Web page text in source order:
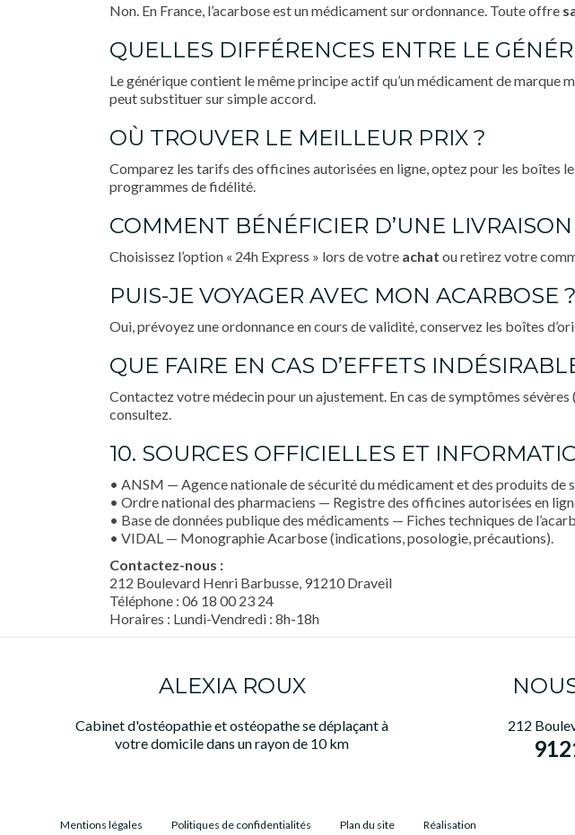
Non. En France, l’acarbose est un médicament sur ordonnance. Toute offre
QUELLES DIFFÉRENCES ENTRE LE
Le générique contient le même principe actif qu’un médicament de marque
peut substituer sur simple accord.
OÙ TROUVER LE MEILLEUR PRIX ?
Comparez les tarifs des officines autorisées en ligne, optez pour les boîtes
programmes de fidélité.
COMMENT BÉNÉFICIER D’UNE
Choisissez l’option « 24h Express » lors de votre achat ou retirez votre
PUIS-JE VOYAGER AVEC MON ACARBOSE ?
Oui, prévoyez une ordonnance en cours de validité, conservez les boîtes
QUE FAIRE EN CAS D’EFFETS
Contactez votre médecin pour un ajustement. En cas de symptômes
consultez.
10. SOURCES OFFICIELLES ET
• ANSM — Agence nationale de sécurité du médicament et des produits de
• Ordre national des pharmaciens — Registre des officines autorisées en
• Base de données publique des médicaments — Fiches techniques de
• VIDAL — Monographie Acarbose (indications, posologie, précautions).
Contactez-nous :
212 Boulevard Henri Barbusse, 91210 Draveil
Téléphone : 06 18 00 23 24
Horaires : Lundi-Vendredi : 8h-18h
ALEXIA ROUX
Cabinet d'ostéopathie et ostéopathe se déplaçant à
votre domicile dans un rayon de 10 km
212
Mentions légales Politiques de confidentialités Plan du site Réalisation